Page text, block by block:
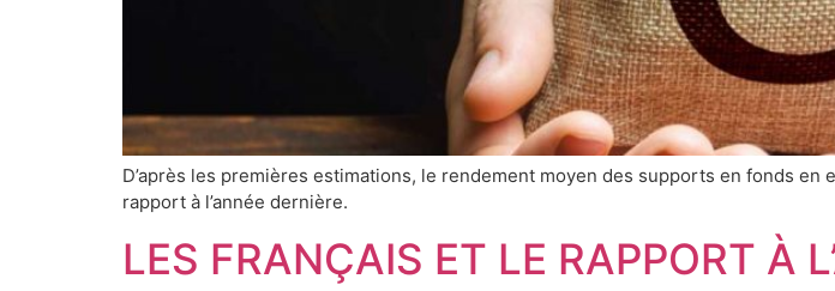
D’après les premières estimations, le rendement moyen des supports en fonds
rapport à l’année dernière.
LES FRANÇAIS ET LE RAPPORT À